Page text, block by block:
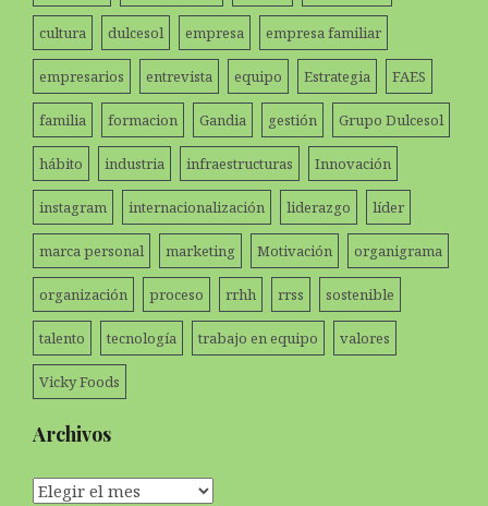
cultura dulcesol empresa empresa familiar
empresarios entrevista equipo Estrategia FAES
familia formacion Gandia gestión Grupo Dulcesol
hábito industria infraestructuras Innovación
instagram internacionalización liderazgo líder
marca personal marketing Motivación organigrama
organización proceso rrhh rrss sostenible
talento tecnología trabajo en equipo valores
Vicky Foods
Archivos
Archivos